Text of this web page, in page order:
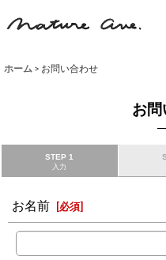
ホーム > お問い合わせ
お
STEP 1
入力
お名前 [必須]